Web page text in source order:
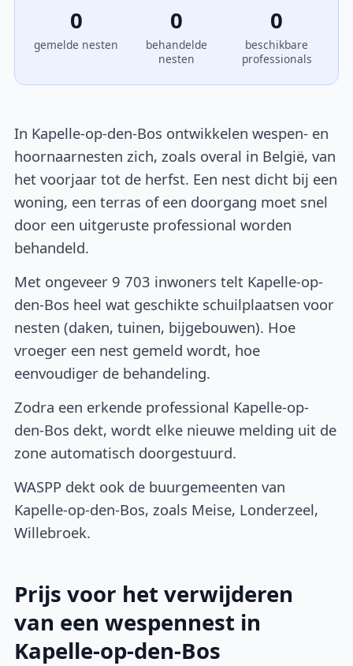
0
gemelde nesten
0
behandelde
nesten
0
beschikbare
professionals
In Kapelle-op-den-Bos ontwikkelen wespen- en
hoornaarnesten zich, zoals overal in België, van
het voorjaar tot de herfst. Een nest dicht bij een
woning, een terras of een doorgang moet snel
door een uitgeruste professional worden
behandeld.
Met ongeveer 9 703 inwoners telt Kapelle-op-
den-Bos heel wat geschikte schuilplaatsen voor
nesten (daken, tuinen, bijgebouwen). Hoe
vroeger een nest gemeld wordt, hoe
eenvoudiger de behandeling.
Zodra een erkende professional Kapelle-op-
den-Bos dekt, wordt elke nieuwe melding uit de
zone automatisch doorgestuurd.
WASPP dekt ook de buurgemeenten van
Kapelle-op-den-Bos, zoals Meise, Londerzeel,
Willebroek.
Prijs voor het verwijderen
van een wespennest in
Kapelle-op-den-Bos